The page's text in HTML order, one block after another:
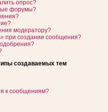
опрос?
форумы?
модератору?
при создании сообщения?
создаваемых тем
к сообщениям?